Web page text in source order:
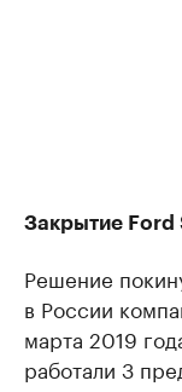
Закрытие Ford
Решение
в России
марта 2019
работали 3